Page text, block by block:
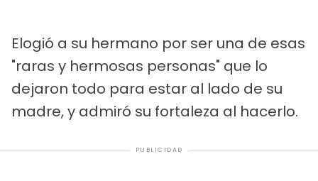
Elogió a su hermano por ser una de esas
"raras y hermosas personas" que lo
dejaron todo para estar al lado de su
madre, y admiró su fortaleza al hacerlo.
PUBLICIDAD